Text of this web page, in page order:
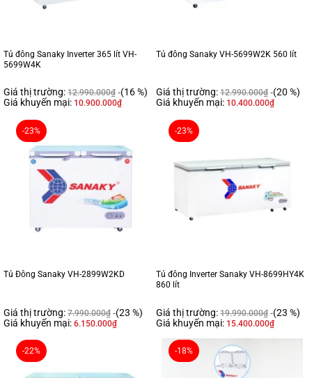
Tủ đông Sanaky Inverter 365 lít VH-
5699W4K
Giá thị trường: 12.990.000₫ (16 %)
Giá khuyến mại: 10.900.000₫
Tủ đông Sanaky VH-5699W2K 560 lít
Giá thị trường: 12.990.000₫ (20 %)
Giá khuyến mại: 10.400.000₫
-23%
Tủ Đông Sanaky VH-2899W2KD
Giá thị trường: 7.990.000₫ (23 %)
Giá khuyến mại: 6.150.000₫
-23%
Tủ đông Inverter Sanaky VH-8699HY4K
860 lít
Giá thị trường: 19.990.000₫ (23 %)
Giá khuyến mại: 15.400.000₫
-22% -18%